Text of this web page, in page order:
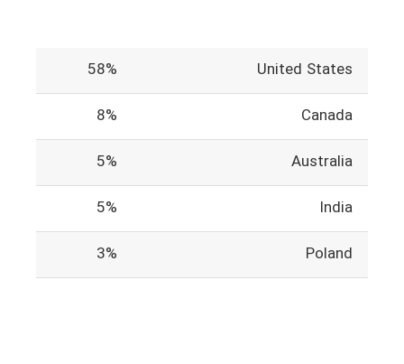
United States
58%
Canada
8%
Australia
5%
India
5%
Poland
3%